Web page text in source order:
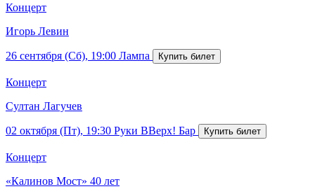
Концерт
Игорь Левин
26 сентября (Сб), 19:00 Лампа
Концерт
Султан Лагучев
02 октября (Пт), 19:30 Руки ВВерх! Бар
Концерт
«Калинов Мост» 40 лет